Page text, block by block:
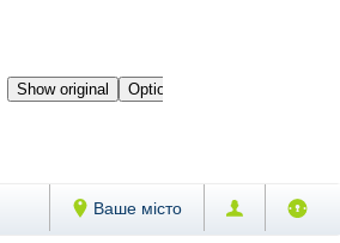
Ваше місто